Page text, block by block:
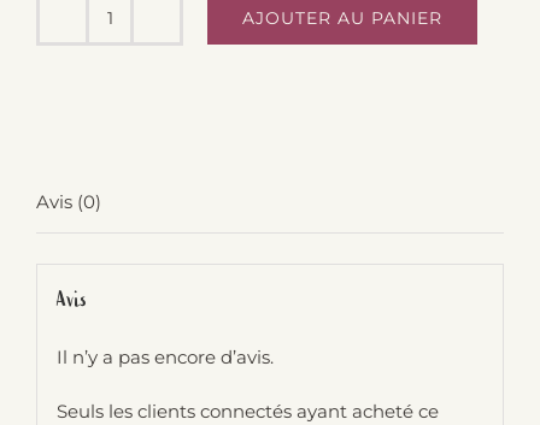
AJOUTER AU PANIER
Avis (0)
Avis
Il n’y a pas encore d’avis.
Seuls les clients connectés ayant acheté ce